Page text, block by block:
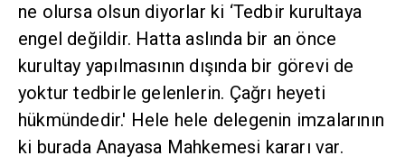
ne olursa olsun diyorlar ki ‘Tedbir kurultaya
engel değildir. Hatta aslında bir an önce
kurultay yapılmasının dışında bir görevi de
yoktur tedbirle gelenlerin. Çağrı heyeti
hükmündedir.' Hele hele delegenin imzalarının
ki burada Anayasa Mahkemesi kararı var.